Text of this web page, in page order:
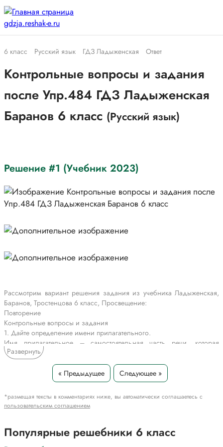
6 класс Русский язык ГДЗ Ладыженская Ответ
Контрольные вопросы и задания
после Упр.484 ГДЗ Ладыженская
Баранов 6 класс (Русский язык)
Решение #1 (Учебник 2023)
Рассмотрим вариант решения задания из учебника Ладыженская,
Баранов, Тростенцова 6 класс, Просвещение:
Повторение
Контрольные вопросы и задания
1. Дайте определение имени прилагательного.
Имя прилагательное – самостоятельная часть речи, которая
обозначает признак предмета и отвечает на вопросы какой? какая?
какое? какие? чья? чей? чьё?
2. Приведите примеры качественных, относительных и
притяжательных прилагательных.
Качественные: громкий (громче), красивый (красивее), сильный
(сильнейший).
3. На какие две группы делятся степени сравнения? Как образуются
Развернуть
« Предыдущее Следующее »
*размещая тексты в комментариях ниже, вы автоматически соглашаетесь с
пользовательским соглашением
Популярные решебники 6 класс